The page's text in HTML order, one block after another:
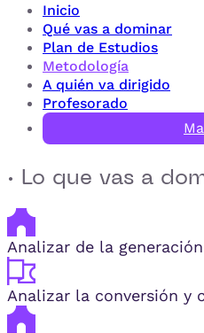
Inicio
Qué vas a dominar
Plan de Estudios
Metodología
A quién va dirigido
Profesorado
· Lo que vas a
Analizar de la
Analizar la conversión y